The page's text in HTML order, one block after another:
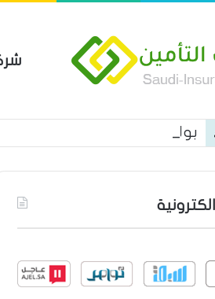
بوليصة التأمين العام من شركة